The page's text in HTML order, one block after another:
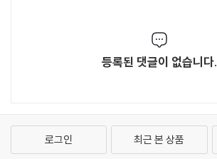
등록된 댓글이 없습니다.
로그인 최근 본 상품